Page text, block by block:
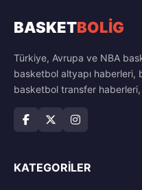
BASKETBOLİG
Türkiye, Avrupa ve NBA
basketbol altyapı haberleri,
basketbol transfer
KATEGORILER